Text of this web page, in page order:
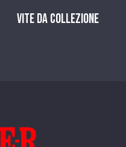
Vite da Collezione